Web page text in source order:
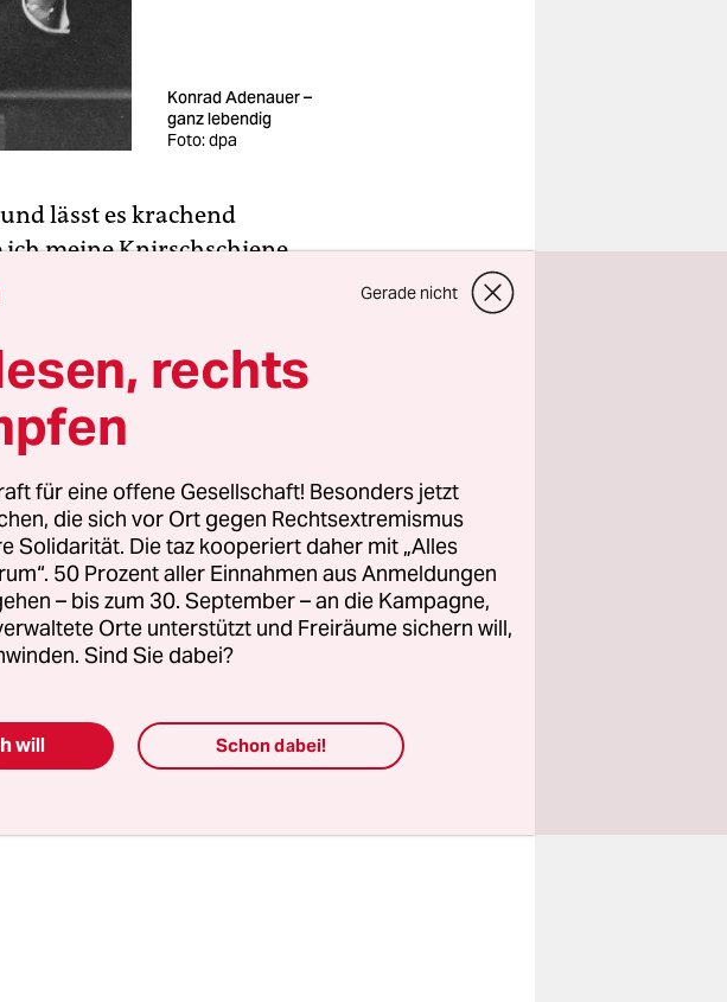
Konrad Adenauer –
ganz lebendig
Foto: dpa
lässt es krachend
meine Knirschschiene
mit
einen ganzen
Aber jo, ich
Wohl, weil ich so gut
Konrad Adenauer hängt,
großen, dicken
kommt er? Sind Drähte
gesehen,
den ganzen heißen
Verbrecher*innen,
vergifteten
Gerade nicht
rechts
für eine offene Gesellschaft! Besonders jetzt
die sich vor Ort gegen Rechtsextremismus
Solidarität. Die taz kooperiert daher mit „Alles
50 Prozent aller Einnahmen aus Anmeldungen
– bis zum 30. September – an die Kampagne,
Orte unterstützt und Freiräume sichern will,
Sind Sie dabei?
will Schon dabei!